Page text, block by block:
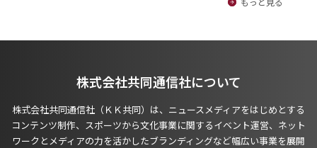
株式会社共同通信社について
株式会社共同通信社（ＫＫ共同）は、ニュースメディアをはじめとする
コンテンツ制作、スポーツから文化事業に関するイベント運営、ネット
ワークとメディアの力を活かしたブランディングなど幅広い事業を展開